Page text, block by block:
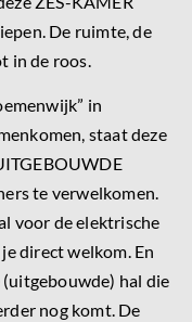
De ruimte, de
in de roos.
in
staat deze
te verwelkomen.
voor de elektrische
direct welkom. En
hal die
nog komt. De